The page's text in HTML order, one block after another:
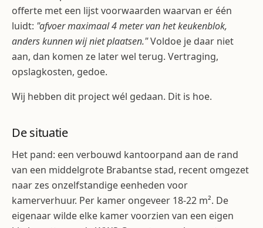
offerte met een lijst voorwaarden waarvan er één
luidt: "afvoer maximaal 4 meter van het keukenblok,
anders kunnen wij niet plaatsen."Voldoe je daar niet
aan, dan komen ze later wel terug. Vertraging,
opslagkosten, gedoe.
Wij hebben dit project wél gedaan. Dit is hoe.
De situatie
Het pand: een verbouwd kantoorpand aan de rand
van een middelgrote Brabantse stad, recent omgezet
naar zes onzelfstandige eenheden voor
kamerverhuur. Per kamer ongeveer 18-22 m². De
eigenaar wilde elke kamer voorzien van een eigen